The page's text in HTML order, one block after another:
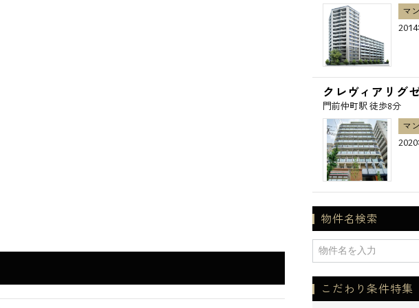
マ
クレヴィアリグ
門前仲町駅 徒歩8分
マ
物件名検索
こだわり条件特集